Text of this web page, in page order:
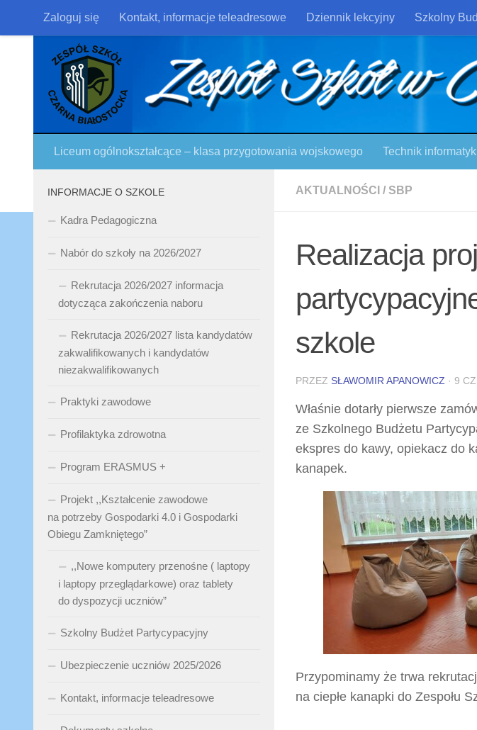
Skip to content
Zaloguj się Kontakt, informacje teleadresowe Dziennik lekcyjny Szkolny
Liceum ogólnokształcące – klasa przygotowania wojskowego Technik informatyk
AKTUALNOŚCI / SBP
Realizacja
szkole
PRZEZ SŁAWOMIR APANOWICZ · 9
Właśnie dotarły pierwsze
ze Szkolnego Budżetu
ekspres do kawy, opiekacz do
kanapek.
Przypominamy że trwa
na ciepłe kanapki do Zespołu
INFORMACJE O SZKOLE
Kadra Pedagogiczna
Nabór do szkoły na 2026/2027
Rekrutacja 2026/2027 informacja
dotycząca zakończenia naboru
Rekrutacja 2026/2027 lista kandydatów
zakwalifikowanych i kandydatów
niezakwalifikowanych
Praktyki zawodowe
Profilaktyka zdrowotna
Program ERASMUS +
Projekt ,,Kształcenie zawodowe
na potrzeby Gospodarki 4.0 i Gospodarki
Obiegu Zamkniętego”
,,Nowe komputery przenośne ( laptopy
i laptopy przeglądarkowe) oraz tablety
do dyspozycji uczniów”
Szkolny Budżet Partycypacyjny
Ubezpieczenie uczniów 2025/2026
Kontakt, informacje teleadresowe